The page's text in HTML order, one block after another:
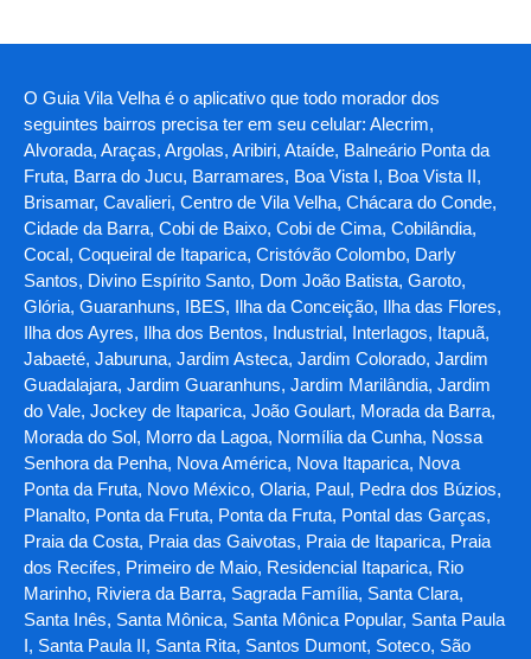
O Guia Vila Velha é o aplicativo que todo morador dos
seguintes bairros precisa ter em seu celular: Alecrim,
Alvorada, Araças, Argolas, Aribiri, Ataíde, Balneário Ponta da
Fruta, Barra do Jucu, Barramares, Boa Vista I, Boa Vista II,
Brisamar, Cavalieri, Centro de Vila Velha, Chácara do Conde,
Cidade da Barra, Cobi de Baixo, Cobi de Cima, Cobilândia,
Cocal, Coqueiral de Itaparica, Cristóvão Colombo, Darly
Santos, Divino Espírito Santo, Dom João Batista, Garoto,
Glória, Guaranhuns, IBES, Ilha da Conceição, Ilha das Flores,
Ilha dos Ayres, Ilha dos Bentos, Industrial, Interlagos, Itapuã,
Jabaeté, Jaburuna, Jardim Asteca, Jardim Colorado, Jardim
Guadalajara, Jardim Guaranhuns, Jardim Marilândia, Jardim
do Vale, Jockey de Itaparica, João Goulart, Morada da Barra,
Morada do Sol, Morro da Lagoa, Normília da Cunha, Nossa
Senhora da Penha, Nova América, Nova Itaparica, Nova
Ponta da Fruta, Novo México, Olaria, Paul, Pedra dos Búzios,
Planalto, Ponta da Fruta, Ponta da Fruta, Pontal das Garças,
Praia da Costa, Praia das Gaivotas, Praia de Itaparica, Praia
dos Recifes, Primeiro de Maio, Residencial Itaparica, Rio
Marinho, Riviera da Barra, Sagrada Família, Santa Clara,
Santa Inês, Santa Mônica, Santa Mônica Popular, Santa Paula
I, Santa Paula II, Santa Rita, Santos Dumont, Soteco, São